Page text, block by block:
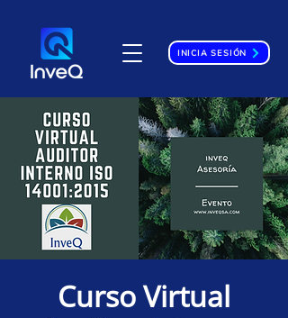
INICIA SESIÓN
Curso Virtual